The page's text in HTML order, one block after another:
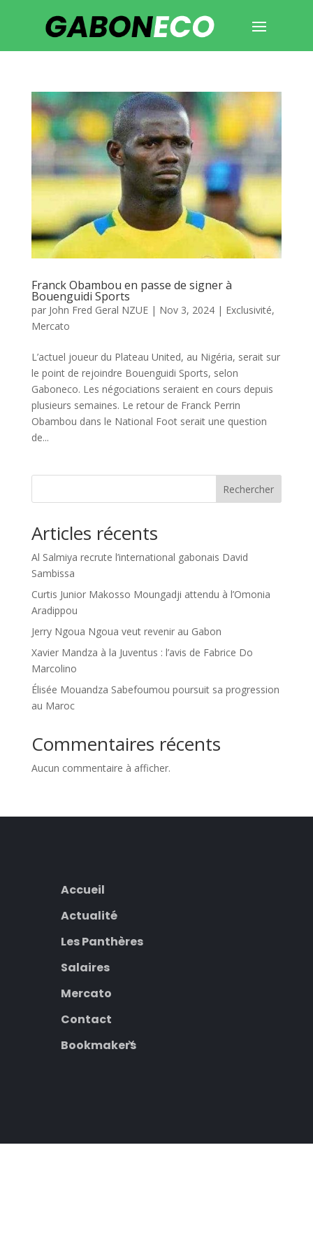
Franck Obambou en passe de signer à
Bouenguidi Sports
par John Fred Geral NZUE| Nov 3, 2024| Exclusivité,
Mercato
L’actuel joueur du Plateau United, au Nigéria, serait sur
le point de rejoindre Bouenguidi Sports, selon
Gaboneco. Les négociations seraient en cours depuis
plusieurs semaines. Le retour de Franck Perrin
Obambou dans le National Foot serait une question
de...
Rechercher
Articles récents
Al Salmiya recrute l’international gabonais David
Sambissa
Curtis Junior Makosso Moungadji attendu à l’Omonia
Aradippou
Jerry Ngoua Ngoua veut revenir au Gabon
Xavier Mandza à la Juventus : l’avis de Fabrice Do
Marcolino
Élisée Mouandza Sabefoumou poursuit sa progression
au Maroc
Commentaires récents
Aucun commentaire à afficher.
Accueil
Actualité
Les Panthères
Salaires
Mercato
Contact
Bookmakers